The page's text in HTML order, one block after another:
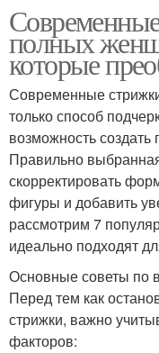
полных
которые
Современные
только способ
возможность
Правильно
скорректировать
фигуры и добавить
рассмотрим 7
идеально подходят
Основные советы по
Перед тем как
стрижки, важно
факторов: